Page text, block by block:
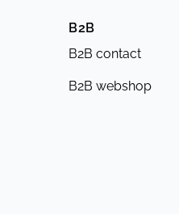
B2B
B2B contact
B2B webshop